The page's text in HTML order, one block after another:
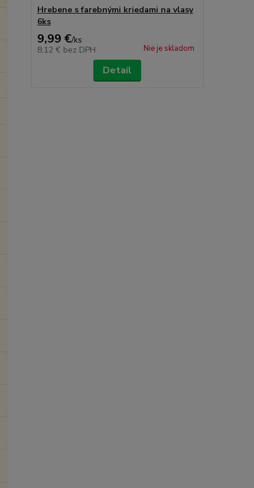
Hrebene s farebnými kriedami na vlasy
6ks
9,99 €/ks
8,12 € bez DPH Nie je skladom
Detail